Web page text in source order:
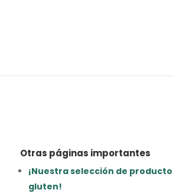
Otras páginas importantes
¡Nuestra selección de
gluten!